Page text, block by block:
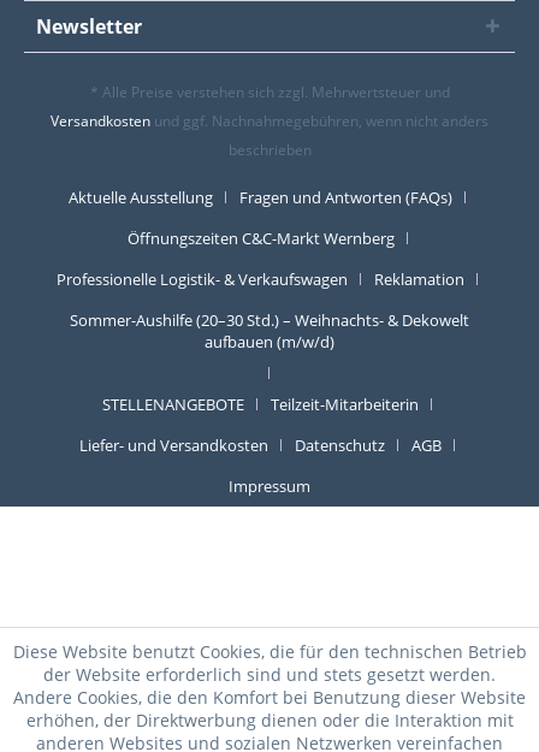
Newsletter
* Alle Preise verstehen sich zzgl. Mehrwertsteuer und
Versandkosten und ggf. Nachnahmegebühren, wenn nicht anders
beschrieben
Aktuelle Ausstellung
Fragen und Antworten (FAQs)
Öffnungszeiten C&C-Markt Wernberg
Professionelle Logistik- & Verkaufswagen
Reklamation
Sommer-Aushilfe (20–30 Std.) – Weihnachts- & Dekowelt
aufbauen (m/w/d)
STELLENANGEBOTE
Teilzeit-Mitarbeiterin
Liefer- und Versandkosten
Datenschutz
AGB
Impressum
Diese Website benutzt Cookies, die für den technischen Betrieb
der Website erforderlich sind und stets gesetzt werden.
Andere Cookies, die den Komfort bei Benutzung dieser Website
erhöhen, der Direktwerbung dienen oder die Interaktion mit
anderen Websites und sozialen Netzwerken vereinfachen